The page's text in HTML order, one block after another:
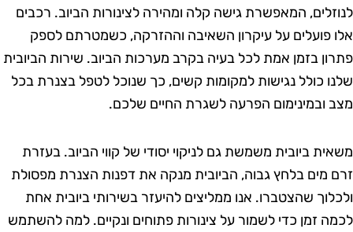
המאפשרת גישה קלה ומהירה לצינורות הביוב. רכבים
פועלים על עיקרון השאיבה וההזרקה, כשמטרתם לספק
בזמן אמת לכל בעיה בקרב מערכות הביוב. שירות הביובית
כולל נגישות למקומות קשים, כך שנוכל לטפל בצנרת בכל
ובמינימום הפרעה לשגרת החיים שלכם.
ביובית משמשת גם לניקוי יסודי של קווי הביוב. בעזרת
מים בלחץ גבוה, הביובית מנקה את דפנות הצנרת מפסולת
שהצטברו. אנו ממליצים להיעזר בשירותי ביובית אחת
זמן כדי לשמור על צינורות פתוחים ונקיים. למה להשתמש